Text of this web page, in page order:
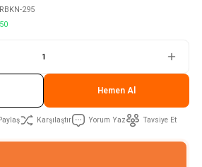
RBKN-295
50
Hemen Al
Karşılaştır Yorum Yaz Tavsiye Et